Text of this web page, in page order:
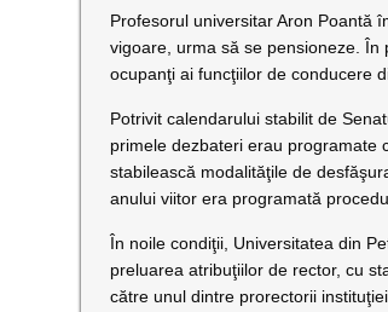
Profesorul universitar Aron Poantă
vigoare, urma să se pensioneze.
ocupanţi ai funcţiilor de conducere
Potrivit calendarului stabilit de
primele dezbateri erau programate
stabilească modalităţile de
anului viitor era programată
În noile condiţii, Universitatea din
preluarea atribuţiilor de rector, cu
către unul dintre prorectorii